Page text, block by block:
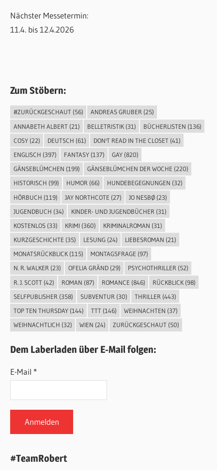
Nächster Messetermin:
11.4. bis 12.4.2026
Zum Stöbern:
#ZURÜCKGESCHAUT(56) ANDREAS GRUBER(25)
ANNABETH ALBERT(21) BELLETRISTIK(31) BÜCHERLISTEN (136)
COSY(22) DEUTSCH (61) DON'T READ IN THE CLOSET(41)
ENGLISCH (397) FANTASY(137) GAY(820)
GÄNSEBLÜMCHEN (199) GÄNSEBLÜMCHEN DER WOCHE (220)
HISTORISCH (99) HUMOR(66) HUNDEBEGEGNUNGEN (32)
HÖRBUCH (119) JAY NORTHCOTE (27) JO NESBØ(23)
JUGENDBUCH (34) KINDER- UND JUGENDBÜCHER (31)
KOSTENLOS(33) KRIMI(360) KRIMINALROMAN (31)
KURZGESCHICHTE (35) LESUNG(24) LIEBESROMAN (21)
MONATSRÜCKBLICK(115) MONTAGSFRAGE (97)
N. R. WALKER(23) OFELIA GRÄND(29) PSYCHOTHRILLER(52)
R. J. SCOTT(42) ROMAN (87) ROMANCE (846) RÜCKBLICK(98)
SELFPUBLISHER (358) SUBVENTUR (30) THRILLER (443)
TOP TEN THURSDAY(144) TTT(146) WEIHNACHTEN (37)
WEIHNACHTLICH (32) WIEN (24) ZURÜCKGESCHAUT(50)
Dem Laberladen über E-Mail folgen:
E-Mail *
#TeamRobert